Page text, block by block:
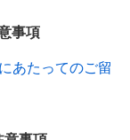
事項
あたってのご留